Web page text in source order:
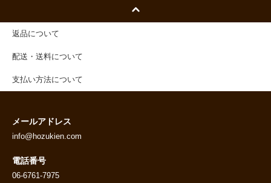
返品について
配送・送料について
支払い方法について
メールアドレス
info@hozukien.com
電話番号
06-6761-7975